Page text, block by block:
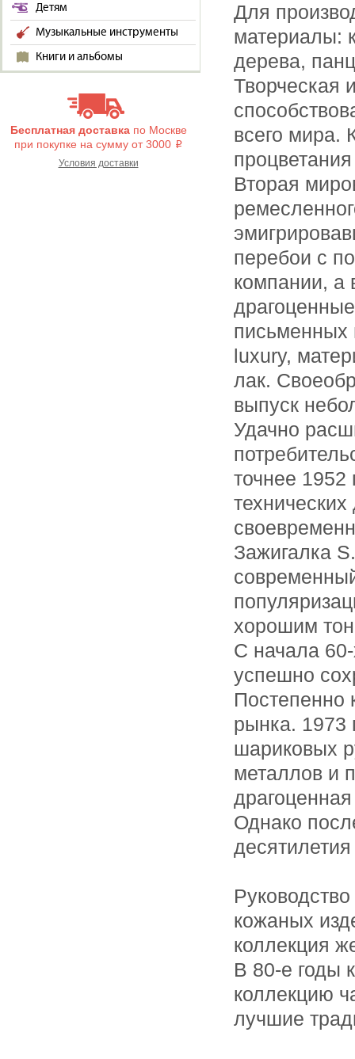
Детям
Музыкальные инструменты
Книги и альбомы
Бесплатная доставкапо Москве
при покупке на сумму от 3000 i
Условия доставки
Для
материалы:
дерева,
Творческая
всего мира.
процветания
Вторая
перебои с
компании, а
письменных
luxury,
лак.
выпуск
Удачно
точнее 1952
Зажигалка
хорошим
С начала
успешно
Постепенно
рынка. 1973
шариковых
металлов и
Однако
кожаных
коллекция
В 80-е годы
коллекцию
лучшие